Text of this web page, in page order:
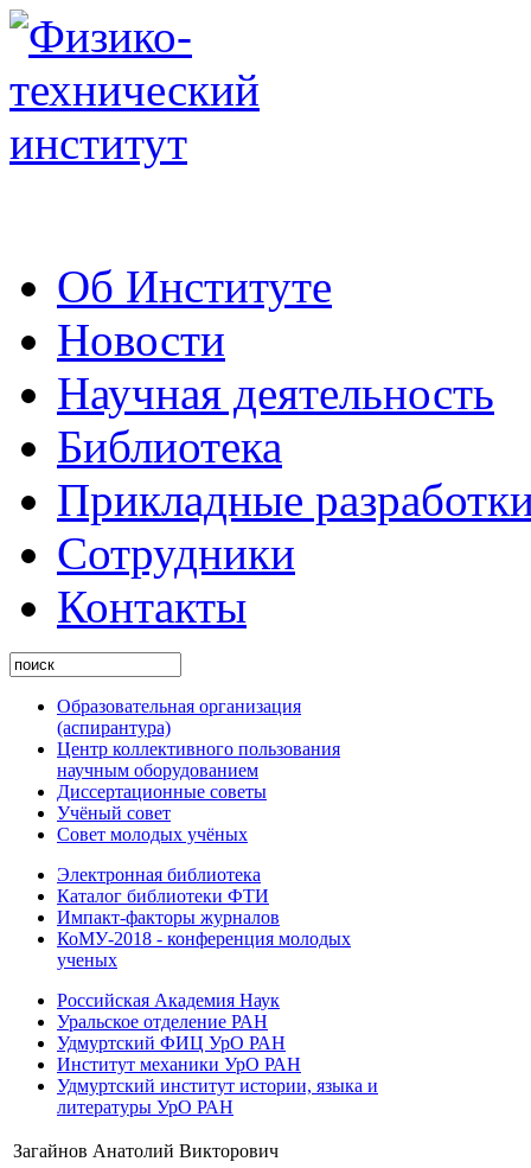
Об Институте
Новости
Научная деятельность
Библиотека
Прикладные
Сотрудники
Контакты
Образовательная организация
(аспирантура)
Центр коллективного пользования
научным оборудованием
Диссертационные советы
Учёный совет
Совет молодых учёных
Электронная библиотека
Каталог библиотеки ФТИ
Импакт-факторы журналов
КоМУ-2018 - конференция молодых
ученых
Российская Академия Наук
Уральское отделение РАН
Удмуртский ФИЦ УрО РАН
Институт механики УрО РАН
Удмуртский институт истории, языка и
литературы УрО РАН
Загайнов Анатолий Викторович